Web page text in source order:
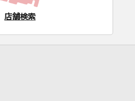
店舗検索